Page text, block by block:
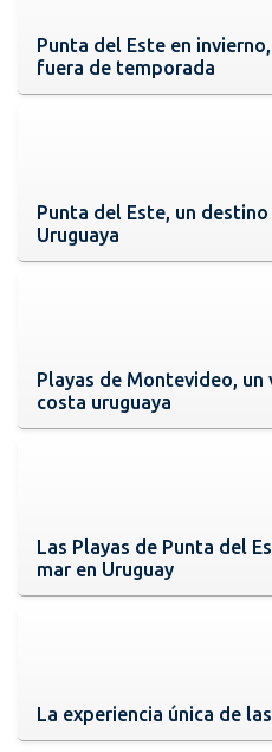
Punta del Este en
fuera de temporada
Punta del Este, un
Uruguaya
Playas de Montevideo,
costa uruguaya
Las Playas de Punta del
mar en Uruguay
La experiencia única de